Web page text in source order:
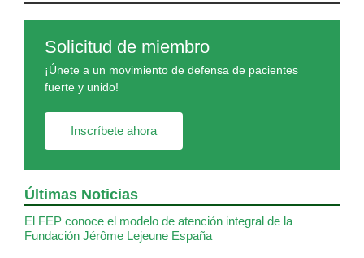
Solicitud de miembro
¡Únete a un movimiento de defensa de pacientes
fuerte y unido!
Inscríbete ahora
Últimas Noticias
El FEP conoce el modelo de atención integral de la
Fundación Jérôme Lejeune España